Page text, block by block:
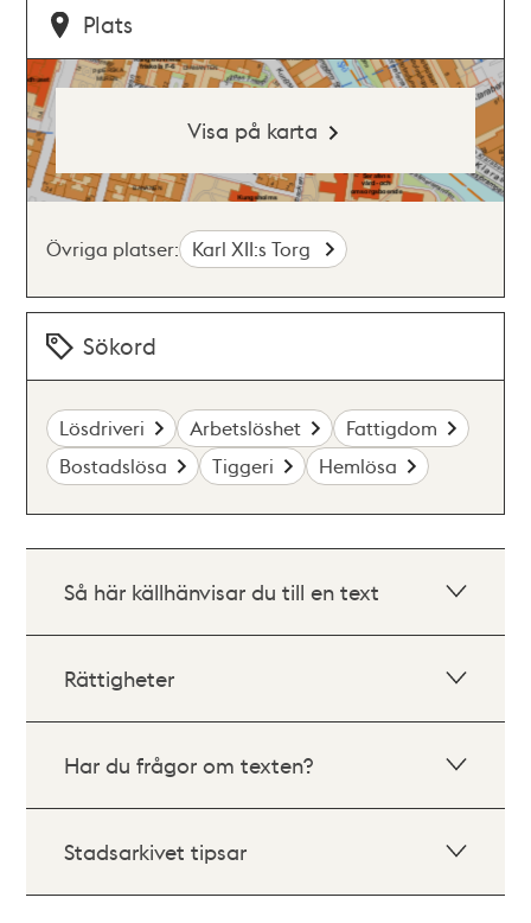
Plats
Visa på karta
Övriga platser: Karl XII:s Torg
Sökord
Lösdriveri Arbetslöshet
Fattigdom
Bostadslösa
Tiggeri Hemlösa
Så här källhänvisar du till en text
Rättigheter
Har du frågor om texten?
Stadsarkivet tipsar